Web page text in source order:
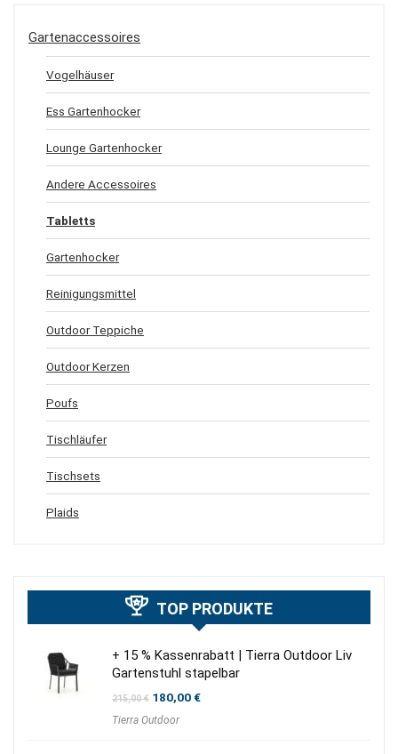
Gartenaccessoires
Vogelhäuser
Ess Gartenhocker
Lounge Gartenhocker
Andere Accessoires
Tabletts
Gartenhocker
Reinigungsmittel
Outdoor Teppiche
Outdoor Kerzen
Poufs
Tischläufer
Tischsets
Plaids
TOP PRODUKTE
+ 15 % Kassenrabatt | Tierra Outdoor Liv
Gartenstuhl stapelbar
215,00€ Ursprünglicher
war:
180,00€Aktueller
Tierra Outdoor